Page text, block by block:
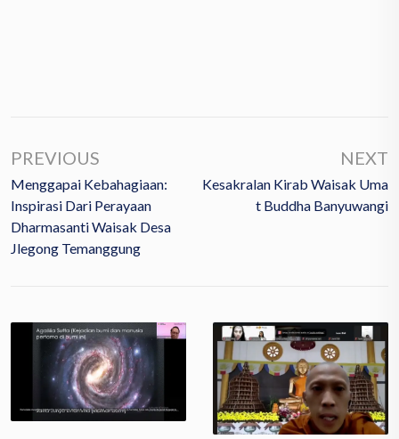
PREVIOUS
Menggapai Kebahagiaan:
Inspirasi Dari Perayaan
Dharmasanti Waisak Desa
Jlegong Temanggung
NEXT
Kesakralan Kirab Waisak Uma
T Buddha Banyuwangi